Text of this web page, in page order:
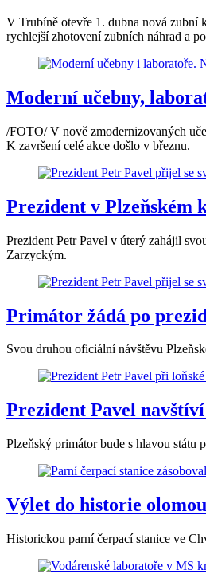
V Trubíně otevře 1. dubna nová zubní
rychlejší zhotovení zubních náhrad a
Moderní učebny,
/FOTO/ V nově zmodernizovaných
K završení celé akce došlo v březnu.
Prezident v Plzeňském
Prezident Petr Pavel v úterý zahájil
Zarzyckým.
Primátor žádá po
Svou druhou oficiální návštěvu
Prezident Pavel
Plzeňský primátor bude s hlavou státu
Výlet do historie
Historickou parní čerpací stanice ve